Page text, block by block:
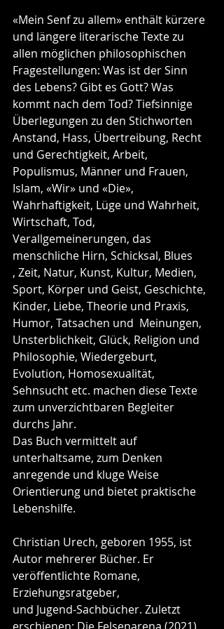
«Mein Senf zu allem» enthält kürzere
und längere literarische Texte zu
allen möglichen philosophischen
Fragestellungen: Was ist der Sinn
des Lebens? Gibt es Gott? Was
kommt nach dem Tod? Tiefsinnige
Überlegungen zu den Stichworten
Anstand, Hass, Übertreibung, Recht
und Gerechtigkeit, Arbeit,
Populismus, Männer und Frauen,
Islam, «Wir» und «Die»,
Wahrhaftigkeit, Lüge und Wahrheit,
Wirtschaft, Tod,
Verallgemeinerungen, das
menschliche Hirn, Schicksal, Blues
, Zeit, Natur, Kunst, Kultur, Medien,
Sport, Körper und Geist, Geschichte,
Kinder, Liebe, Theorie und Praxis,
Humor, Tatsachen und  Meinungen,
Unsterblichkeit, Glück, Religion und
Philosophie, Wiedergeburt,
Evolution, Homosexualität,
Sehnsucht etc. machen diese Texte
zum unverzichtbaren Begleiter
durchs Jahr.
Das Buch vermittelt auf
unterhaltsame, zum Denken
anregende und kluge Weise
Orientierung und bietet praktische
Lebenshilfe.
Christian Urech, geboren 1955, ist
Autor mehrerer Bücher. Er
veröffentlichte Romane,
Erziehungsratgeber,
und Jugend-Sachbücher. Zuletzt
erschienen: Die Felsenarena (2021),